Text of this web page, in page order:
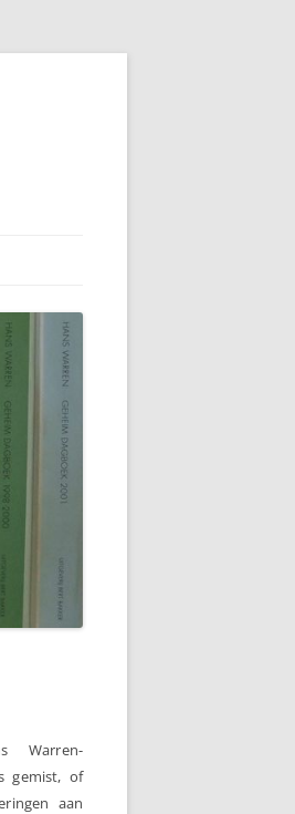
Warren-
gemist, of
aan